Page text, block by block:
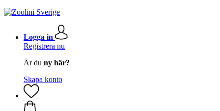
Logga in
Registrera nu
Är du ny här?
Skapa konto